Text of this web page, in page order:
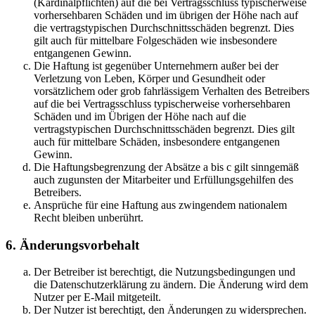
(Kardinalpflichten) auf die bei Vertragsschluss typischerweise
vorhersehbaren Schäden und im übrigen der Höhe nach auf
die vertragstypischen Durchschnittsschäden begrenzt. Dies
gilt auch für mittelbare Folgeschäden wie insbesondere
entgangenen Gewinn.
Die Haftung ist gegenüber Unternehmern außer bei der
Verletzung von Leben, Körper und Gesundheit oder
vorsätzlichem oder grob fahrlässigem Verhalten des Betreibers
auf die bei Vertragsschluss typischerweise vorhersehbaren
Schäden und im Übrigen der Höhe nach auf die
vertragstypischen Durchschnittsschäden begrenzt. Dies gilt
auch für mittelbare Schäden, insbesondere entgangenen
Gewinn.
Die Haftungsbegrenzung der Absätze a bis c gilt sinngemäß
auch zugunsten der Mitarbeiter und Erfüllungsgehilfen des
Betreibers.
Ansprüche für eine Haftung aus zwingendem nationalem
Recht bleiben unberührt.
6. Änderungsvorbehalt
Der Betreiber ist berechtigt, die Nutzungsbedingungen und
die Datenschutzerklärung zu ändern. Die Änderung wird dem
Nutzer per E-Mail mitgeteilt.
Der Nutzer ist berechtigt, den Änderungen zu widersprechen.